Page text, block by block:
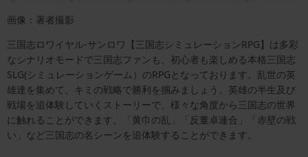
画像：著者撮影
三国志ロワイヤル-サンロワ【三国志シミュレーションRPG】は多彩
なシナリオモードで三国志ファンも、初心者も楽しめる本格三国志
SLG(シミュレーションゲーム）のRPGとなっております。乱世の英
雄達を集めて、キミの戦略で勝利を掴みましょう。英雄の半生及び
戦場を追体験していくストーリーで、様々な角度から三国志の世界
に触れることができます。「黄巾の乱」「反董卓連合」「赤壁の戦
い」など三国志の名シーンを追体験することができます。